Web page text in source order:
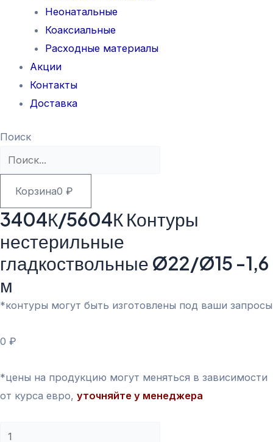
Неонатальные
Коаксиальные
Расходные материалы
Акции
Контакты
Доставка
Поиск
0 ₽
Корзина
3404К/5604К Контуры
нестерильные
гладкоствольные Ø22/Ø15 -1,6
м
*контуры могут быть изготовлены под ваши запросы
0 ₽
*цены на продукцию могут меняться в зависимости
от курса евро, уточняйте у менеджера
3404К/5604К